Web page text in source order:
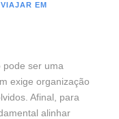
VIAJAR EM
pode ser uma
exige organização
Afinal, para
alinhar